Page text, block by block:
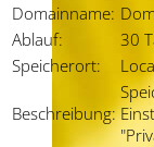
Domainname:
Ablauf:
30
Speicherort:
Beschreibung: